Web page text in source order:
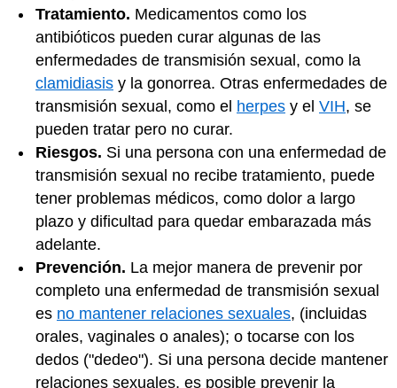
Tratamiento. Medicamentos como los
antibióticos pueden curar algunas de las
enfermedades de transmisión sexual, como la
clamidiasis y la gonorrea. Otras enfermedades de
transmisión sexual, como el herpes y el VIH, se
pueden tratar pero no curar.
Riesgos. Si una persona con una enfermedad de
transmisión sexual no recibe tratamiento, puede
tener problemas médicos, como dolor a largo
plazo y dificultad para quedar embarazada más
adelante.
Prevención. La mejor manera de prevenir por
completo una enfermedad de transmisión sexual
es no mantener relaciones sexuales, (incluidas
orales, vaginales o anales); o tocarse con los
dedos ("dedeo"). Si una persona decide mantener
relaciones sexuales, es posible prevenir la